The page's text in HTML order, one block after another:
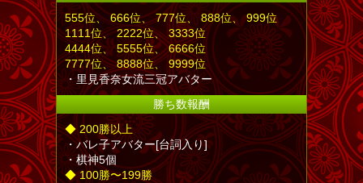
555位、 666位、 777位、 888位、 999位
1111位、 2222位、 3333位
4444位、 5555位、 6666位
7777位、 8888位、 9999位
・里見香奈女流三冠アバター
勝ち数報酬
◆ 200勝以上
・バレ子アバター[台詞入り]
・棋神5個
◆ 100勝〜199勝